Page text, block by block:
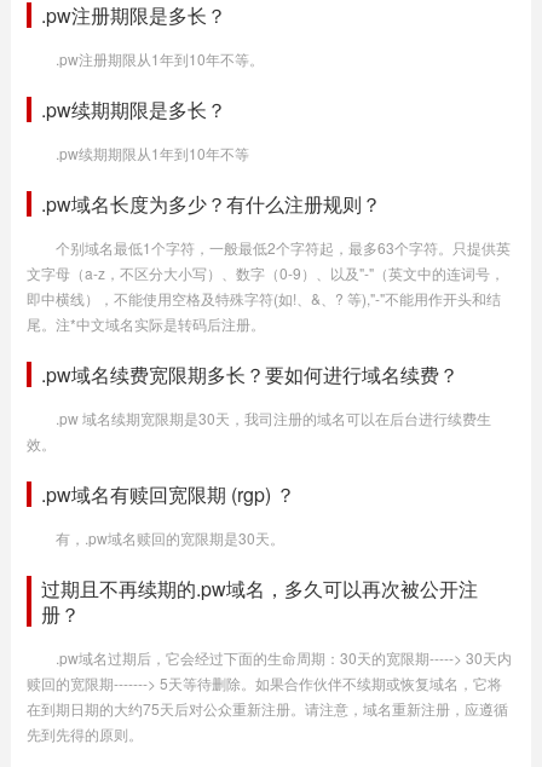
.pw注册期限是多长？
.pw注册期限从1年到10年不等。
.pw续期期限是多长？
.pw续期期限从1年到10年不等
.pw域名长度为多少？有什么注册规则？
个别域名最低1个字符，一般最低2个字符起，最多63个字符。只提供英
文字母（a-z，不区分大小写）、数字（0-9）、以及"-"（英文中的连词号，
即中横线），不能使用空格及特殊字符(如!、&、? 等),"-"不能用作开头和结
尾。注*中文域名实际是转码后注册。
.pw域名续费宽限期多长？要如何进行域名续费？
.pw 域名续期宽限期是30天，我司注册的域名可以在后台进行续费生
效。
.pw域名有赎回宽限期 (rgp) ？
有，.pw域名赎回的宽限期是30天。
过期且不再续期的.pw域名，多久可以再次被公开注
册？
.pw域名过期后，它会经过下面的生命周期：30天的宽限期-----> 30天内
赎回的宽限期-------> 5天等待删除。如果合作伙伴不续期或恢复域名，它将
在到期日期的大约75天后对公众重新注册。请注意，域名重新注册，应遵循
先到先得的原则。